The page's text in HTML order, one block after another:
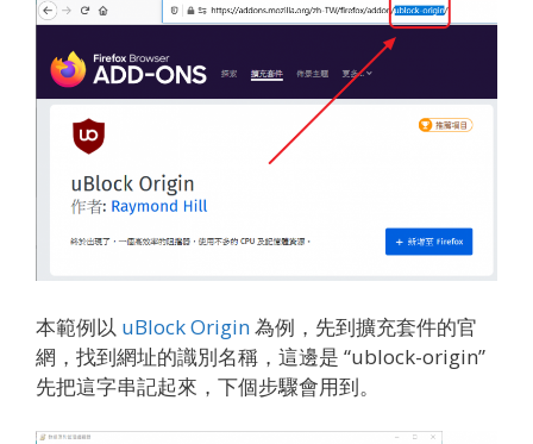
本範例以 uBlock Origin為例，先到擴充套件的官
網，找到網址的識別名稱，這邊是 “ublock-origin”
先把這字串記起來，下個步驟會用到。